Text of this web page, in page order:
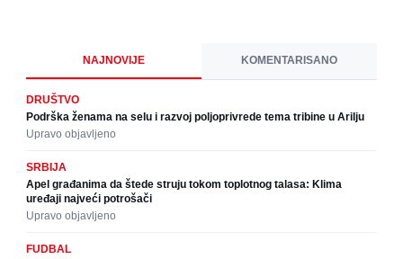
NAJNOVIJE KOMENTARISANO
DRUŠTVO
Podrška ženama na selu i razvoj poljoprivrede tema tribine u Arilju
Upravo objavljeno
SRBIJA
Apel građanima da štede struju tokom toplotnog talasa: Klima
uređaji najveći potrošači
Upravo objavljeno
FUDBAL